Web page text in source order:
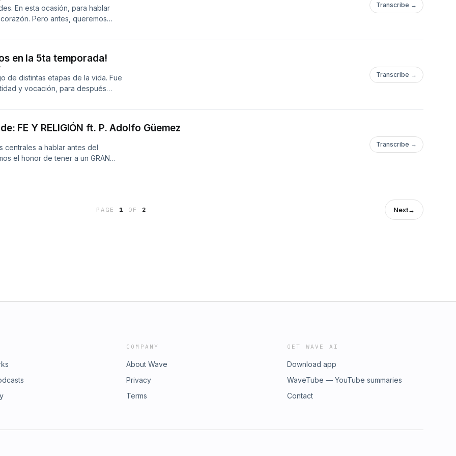
y productor! (música para
encontrarlo en
en Instagram.
En esta ocasión, para hablar
Pero antes, queremos
lo hizo posible - ¡el mejor
, TV , teatro y contenidos
o
Transcribe →
en la 5ta temporada!
de distintas etapas de la vida. Fue
y vocación, para después
esta 4ta temporada.
Transcribe →
FE Y RELIGIÓN ft. P. Adolfo Güemez
centrales a hablar antes del
el honor de tener a un GRAN
sencilla temas súmamente
Transcribe →
PAGE1 OF 2 Next→
COMPANY
About Wave
Privacy
Terms
GET WAVE AI
Download app
WaveTube — YouTube summaries
Contact